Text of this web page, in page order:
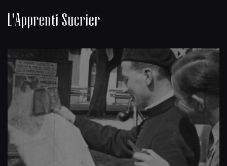
L'Apprenti Sucrier